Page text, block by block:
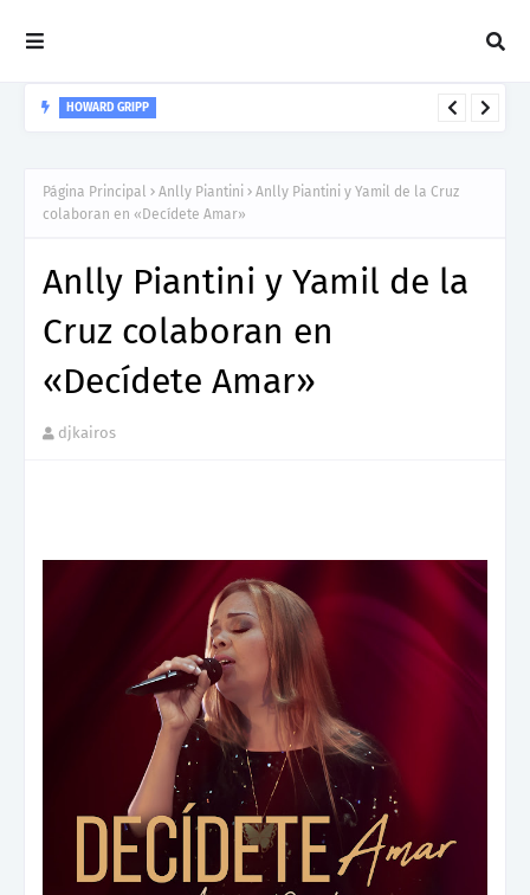
HOWARD GRIPP
Página Principal Anlly Piantini
Anlly Piantini y Yamil de la Cruz
colaboran en «Decídete Amar»
Anlly Piantini y Yamil de la
Cruz colaboran en
«Decídete Amar»
djkairos